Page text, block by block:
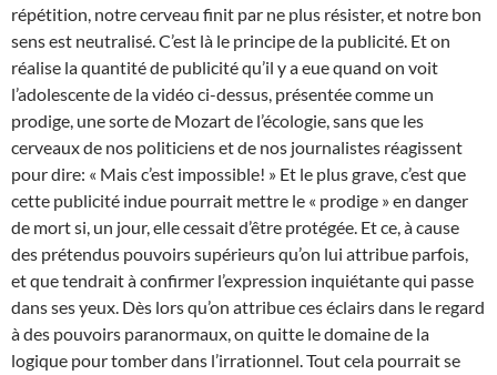
répétition, notre cerveau finit par ne plus résister, et notre bon
sens est neutralisé. C’est là le principe de la publicité. Et on
réalise la quantité de publicité qu’il y a eue quand on voit
l’adolescente de la vidéo ci-dessus, présentée comme un
prodige, une sorte de Mozart de l’écologie, sans que les
cerveaux de nos politiciens et de nos journalistes réagissent
pour dire: « Mais c’est impossible! » Et le plus grave, c’est que
cette publicité indue pourrait mettre le « prodige » en danger
de mort si, un jour, elle cessait d’être protégée. Et ce, à cause
des prétendus pouvoirs supérieurs qu’on lui attribue parfois,
et que tendrait à confirmer l’expression inquiétante qui passe
dans ses yeux. Dès lors qu’on attribue ces éclairs dans le regard
à des pouvoirs paranormaux, on quitte le domaine de la
logique pour tomber dans l’irrationnel. Tout cela pourrait se